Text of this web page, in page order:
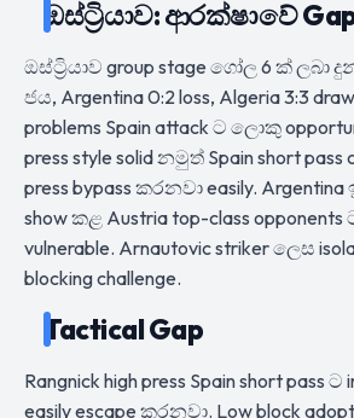
ඔස්ට්‍රියාව: ආරක්ෂාවේ
ඔස්ට්‍රියාව group stage ගෝල 6 ක් ලබා
ජය, Argentina 0:2 loss, Algeria 3:3
problems Spain attack ට ලොකු
press style solid නමුත් Spain short pass
press bypass කරනවා easily. Argentina
show කළ Austria top-class
vulnerable. Arnautovic striker ලෙස
blocking challenge.
Tactical Gap
Rangnick high press Spain short pass
easily escape කරනවා. Low block